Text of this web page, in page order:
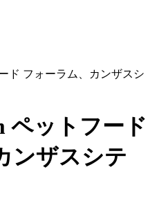
ド フォーラム、カンザスシ
ペットフード
ンザスシテ